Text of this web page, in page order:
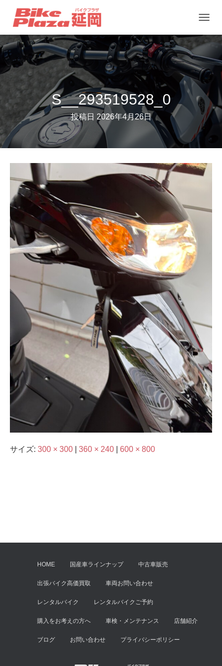
ビ
ー
シ
ョ
ン
を
り
え
S__293519528_0
投稿日 2026年4月26日
サイズ: 300 × 300 360 × 240 600 × 800
HOME 国産車ラインナップ 中古車販売
出張バイク高価買取 車両お問い合わせ
レンタルバイク レンタルバイクご予約
購入をお考えの方へ 車検・メンテナンス 店舗紹介
ブログ お問い合わせ プライバシーポリシー